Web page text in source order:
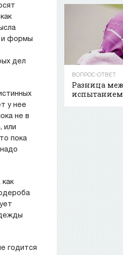
и формы
дел
у нее
не в
или
пока
годится
ВОПРОС-ОТВЕТ
Разница
испытанием